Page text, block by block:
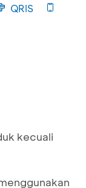
QRIS
kecuali